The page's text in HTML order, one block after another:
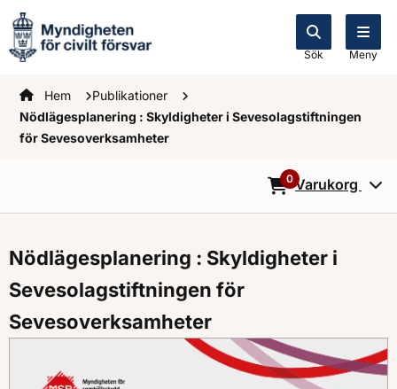
Sök Meny
Startsidan
Hem
Publikationer
Nödlägesplanering : Skyldigheter i Sevesolagstiftningen
för Sevesoverksamheter
0Varukorg
Nödlägesplanering : Skyldigheter i
Sevesolagstiftningen för
Sevesoverksamheter